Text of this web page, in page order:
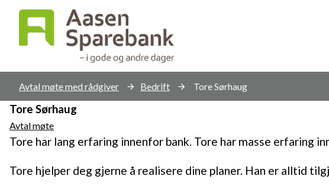
Aasen
Sparebank
Du
er
her:
Avtal møte med rådgiver Bedrift Tore Sørhaug
Tore Sørhaug
Avtal møte
Tore har lang erfaring innenfor bank. Tore har masse erfaring
Tore hjelper deg gjerne å realisere dine planer. Han er alltid